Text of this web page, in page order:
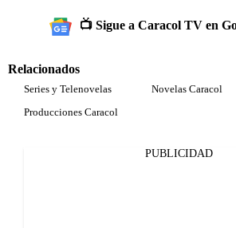
📺 Sigue a Caracol TV en
Relacionados
Series y Telenovelas
Novelas Caracol
Producciones Caracol
PUBLICIDAD